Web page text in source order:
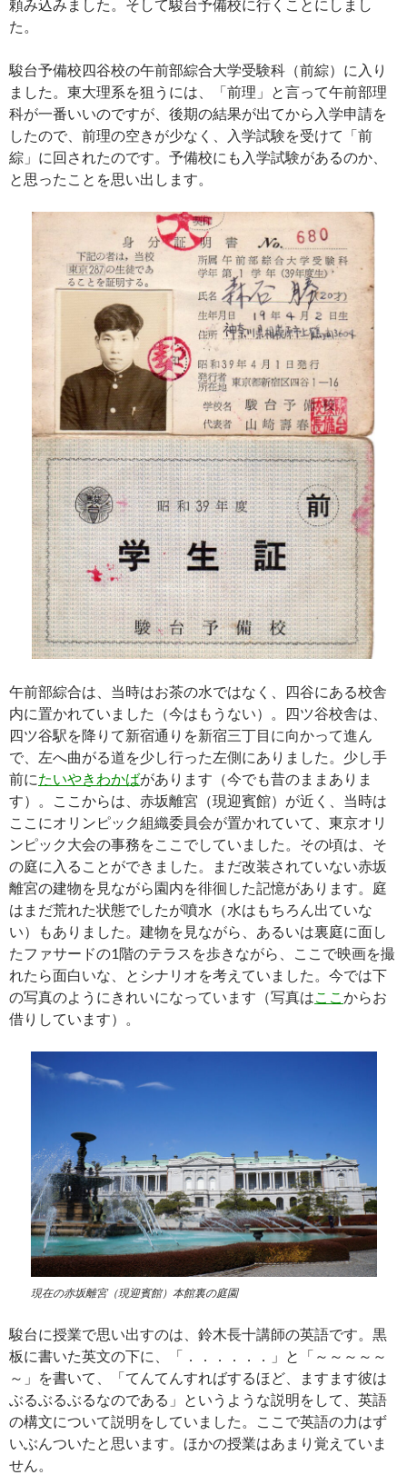
頼み込みました。そして駿台予備校に行くことにしまし
た。
駿台予備校四谷校の午前部綜合大学受験科（前綜）に入り
ました。東大理系を狙うには、「前理」と言って午前部理
科が一番いいのですが、後期の結果が出てから入学申請を
したので、前理の空きが少なく、入学試験を受けて「前
綜」に回されたのです。予備校にも入学試験があるのか、
と思ったことを思い出します。
午前部綜合は、当時はお茶の水ではなく、四谷にある校舎
内に置かれていました（今はもうない）。四ツ谷校舎は、
四ツ谷駅を降りて新宿通りを新宿三丁目に向かって進ん
で、左へ曲がる道を少し行った左側にありました。少し手
前にたいやきわかばがあります（今でも昔のままありま
す）。ここからは、赤坂離宮（現迎賓館）が近く、当時は
ここにオリンピック組織委員会が置かれていて、東京オリ
ンピック大会の事務をここでしていました。その頃は、そ
の庭に入ることができました。まだ改装されていない赤坂
離宮の建物を見ながら園内を徘徊した記憶があります。庭
はまだ荒れた状態でしたが噴水（水はもちろん出ていな
い）もありました。建物を見ながら、あるいは裏庭に面し
たファサードの1階のテラスを歩きながら、ここで映画を撮
れたら面白いな、とシナリオを考えていました。今では下
の写真のようにきれいになっています（写真はここ からお
借りしています）。
現在の赤坂離宮（現迎賓館）本館裏の庭園
駿台に授業で思い出すのは、鈴木長十講師の英語です。黒
板に書いた英文の下に、「．．．．．．」と「～～～～～
～」を書いて、「てんてんすればするほど、ますます彼は
ぶるぶるぶるなのである」というような説明をして、英語
の構文について説明をしていました。ここで英語の力はず
いぶんついたと思います。ほかの授業はあまり覚えていま
せん。